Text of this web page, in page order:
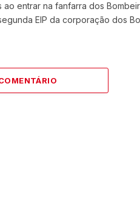
entrar na fanfarra dos
EIP da corporação dos